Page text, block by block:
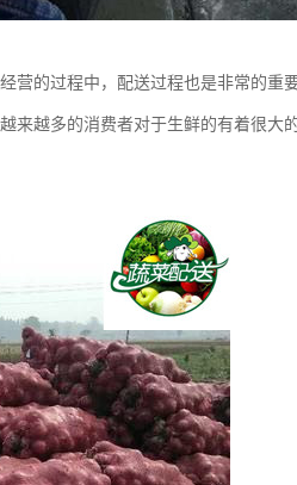
营的过程中，配送过程也是非常的重
来越多的消费者对于生鲜的有着很大